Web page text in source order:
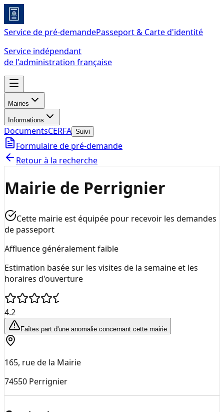
Service de pré-demandePasseport & Carte d'identité
Service indépendant
de l'administration française
Mairies
Informations
DocumentsCERFA Suivi
Formulaire de pré-demande
Retour à la recherche
Mairie de Perrignier
Cette mairie est équipée pour recevoir les demandes
de passeport
Affluence généralement faible
Estimation basée sur les visites de la semaine et les
horaires d'ouverture
4.2
Faîtes part d'une anomalie concernant cette mairie
165, rue de la Mairie
74550 Perrignier